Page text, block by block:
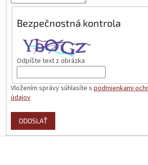
Bezpečnostná kontrola
Odpíšte text z obrázka
Vložením správy súhlasíte s podmienkami
údajov
ODOSLAŤ